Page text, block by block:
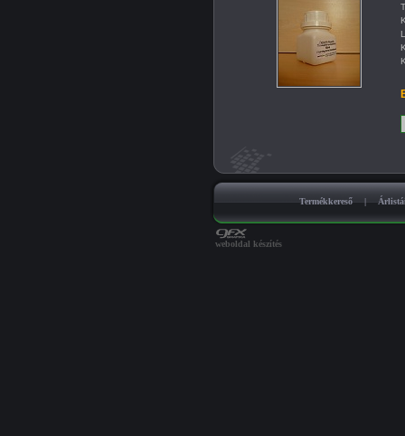
Termékkereső |
weboldal készítés